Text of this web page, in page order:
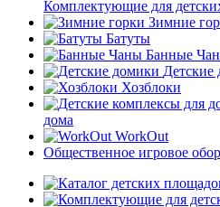
Комплектующие для
Зимние
Батуты
Банные
Детские
Хозблоки
дома
WorkOut
Общественное игровое